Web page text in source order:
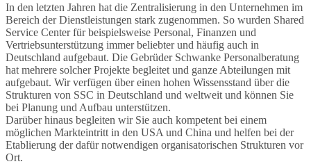
In den letzten Jahren hat die Zentralisierung in den Unternehmen im
Bereich der Dienstleistungen stark zugenommen. So wurden Shared
Service Center für beispielsweise Personal, Finanzen und
Vertriebsunterstützung immer beliebter und häufig auch in
Deutschland aufgebaut. Die Gebrüder Schwanke Personalberatung
hat mehrere solcher Projekte begleitet und ganze Abteilungen mit
aufgebaut. Wir verfügen über einen hohen Wissensstand über die
Strukturen von SSC in Deutschland und weltweit und können Sie
bei Planung und Aufbau unterstützen.
Darüber hinaus begleiten wir Sie auch kompetent bei einem
möglichen Markteintritt in den USA und China und helfen bei der
Etablierung der dafür notwendigen organisatorischen Strukturen vor
Ort.